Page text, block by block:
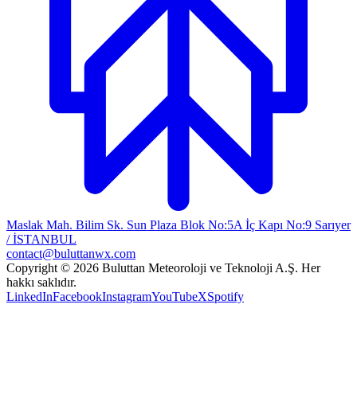
Maslak Mah. Bilim Sk. Sun Plaza Blok No:5A İç Kapı No:9 Sarıyer
/ İSTANBUL
contact@buluttanwx.com
Copyright © 2026 Buluttan Meteoroloji ve Teknoloji A.Ş. Her
hakkı saklıdır.
LinkedInFacebookInstagramYouTubeXSpotify